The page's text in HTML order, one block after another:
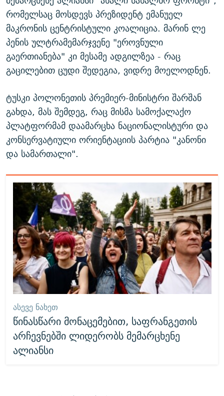
რომელსაც მოსდევს პრეზიდენტ ემანუელ
მაკრონის ცენტრისტული კოალიცია. მარინ ლე
პენის ულტრამემარჯვენე "ეროვნული
გაერთიანება" კი მესამე ადგილზეა - რაც
გაცილებით ცუდი შედეგია, ვიდრე მოელოდნენ.
ტუსკი პოლონეთის პრემიერ-მინისტრი შარშან
გახდა, მას შემდეგ, რაც მისმა სამოქალაქო
პლატფორმამ დაამარცხა ნაციონალისტური და
კონსერვატიული ორიენტაციის პარტია "კანონი
და სამართალი".
ᲐᲡᲔᲕᲔ ᲜᲐᲮᲔᲗ
წინასწარი მონაცემებით, საფრანგეთის
არჩევნებში ლიდერობს მემარცხენე
ალიანსი